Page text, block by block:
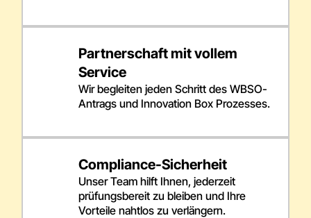
Partnerschaft mit vollem
Service
Wir begleiten jeden Schritt des WBSO-
Antrags und Innovation Box Prozesses.
Compliance-Sicherheit
Unser Team hilft Ihnen, jederzeit
prüfungsbereit zu bleiben und Ihre
Vorteile nahtlos zu verlängern.